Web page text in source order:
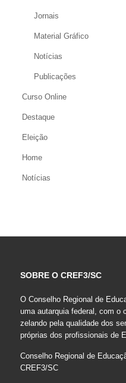
Jornais
Material Gráfico
Notícias
Publicações
Curso Online
Destaque
Eleição
Home
Notícias
SOBRE O CREF3/SC
O Conselho Regional de
uma autarquia federal, com o
zelando pela qualidade dos
próprias dos profissionais de
Conselho Regional de
CREF3/SC